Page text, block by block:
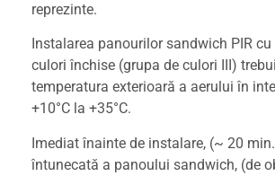
reprezinte.
Instalarea panourilor sandwich PIR
culori închise (grupa de culori III)
temperatura exterioară a aerului în
+10°C la +35°C.
Imediat înainte de instalare, (~ 20
întunecată a panoului sandwich, (de